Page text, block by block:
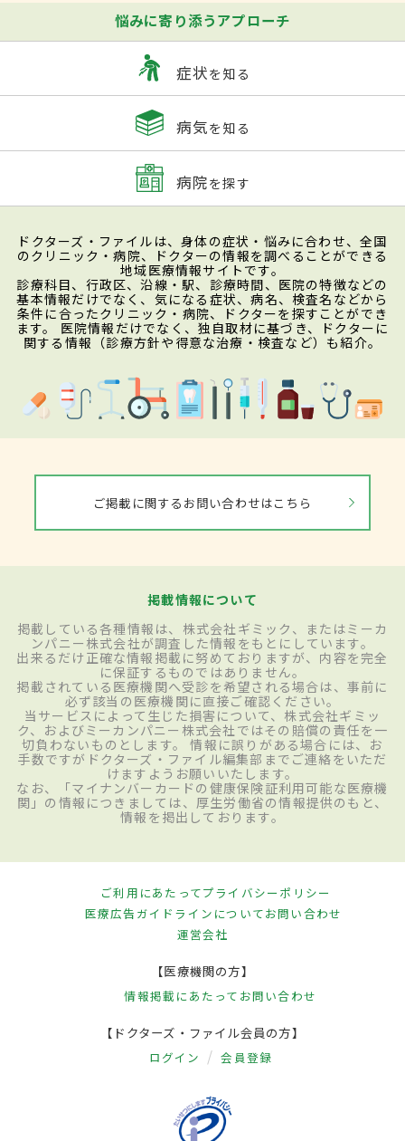
悩みに寄り添うアプローチ
症状を知る
病気を知る
病院を探す
ドクターズ・ファイルは、身体の症状・悩みに合わせ、全国
のクリニック・病院、ドクターの情報を調べることができる
地域医療情報サイトです。
診療科目、行政区、沿線・駅、診療時間、医院の特徴などの
基本情報だけでなく、気になる症状、病名、検査名などから
条件に合ったクリニック・病院、ドクターを探すことができ
ます。 医院情報だけでなく、独自取材に基づき、ドクターに
関する情報（診療方針や得意な治療・検査など）も紹介。
ご掲載に関するお問い合わせはこちら
掲載情報について
掲載している各種情報は、株式会社ギミック、またはミーカ
ンパニー株式会社が調査した情報をもとにしています。
出来るだけ正確な情報掲載に努めておりますが、内容を完全
に保証するものではありません。
掲載されている医療機関へ受診を希望される場合は、事前に
必ず該当の医療機関に直接ご確認ください。
当サービスによって生じた損害について、株式会社ギミッ
ク、およびミーカンパニー株式会社ではその賠償の責任を一
切負わないものとします。 情報に誤りがある場合には、お
手数ですがドクターズ・ファイル編集部までご連絡をいただ
けますようお願いいたします。
なお、「マイナンバーカードの健康保険証利用可能な医療機
関」の情報につきましては、厚生労働省の情報提供のもと、
情報を掲出しております。
ご利用にあたってプライバシーポリシー
医療広告ガイドラインについてお問い合わせ
運営会社
【医療機関の方】
情報掲載にあたって お問い合わせ
【ドクターズ・ファイル会員の方】
ログイン 会員登録